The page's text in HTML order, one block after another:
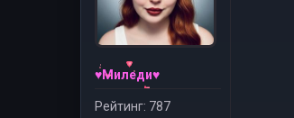
♥Миледи♥
Рейтинг: 787